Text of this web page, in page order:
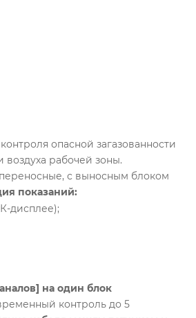
опасной загазованности
воздуха рабочей зоны.
переносные, с выносным блоком
показаний:
дисплее);
на один блок
контроль до 5